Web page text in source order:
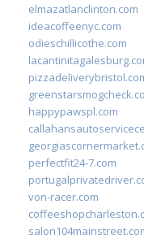
elmazatlanclinton.com
ideacoffeenyc.com
odieschillicothe.com
happypawspl.com
perfectfit24-7.com
von-racer.com